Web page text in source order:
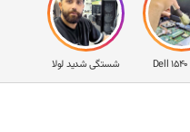
شستگی شدید لولا